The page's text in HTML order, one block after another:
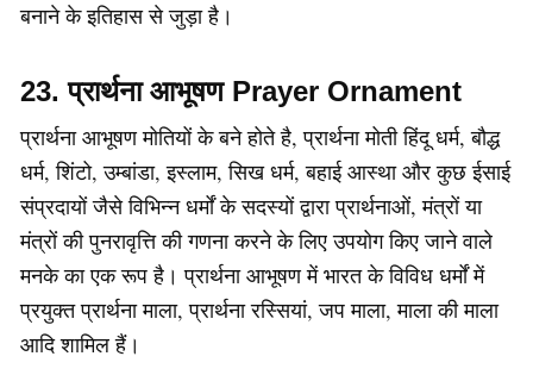
बनाने के इतिहास से जुड़ा है।
23. प्रार्थना आभूषण Prayer Ornament
प्रार्थना आभूषण मोतियों के बने होते है, प्रार्थना मोती हिंदू धर्म, बौद्ध
धर्म, शिंटो, उम्बांडा, इस्लाम, सिख धर्म, बहाई आस्था और कुछ ईसाई
संप्रदायों जैसे विभिन्न धर्मों के सदस्यों द्वारा प्रार्थनाओं, मंत्रों या
मंत्रों की पुनरावृत्ति की गणना करने के लिए उपयोग किए जाने वाले
मनके का एक रूप है। प्रार्थना आभूषण में भारत के विविध धर्मों में
प्रयुक्त प्रार्थना माला, प्रार्थना रस्सियां, जप माला, माला की माला
आदि शामिल हैं।